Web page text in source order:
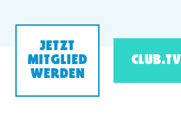
JETZT
MITGLIED
WERDEN
CLUB.TV